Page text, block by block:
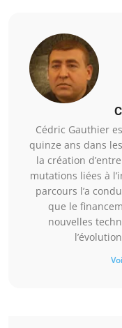
Cédric Gauthier
quinze ans dans
la création
mutations liées à
parcours l’a
que le
nouvelles